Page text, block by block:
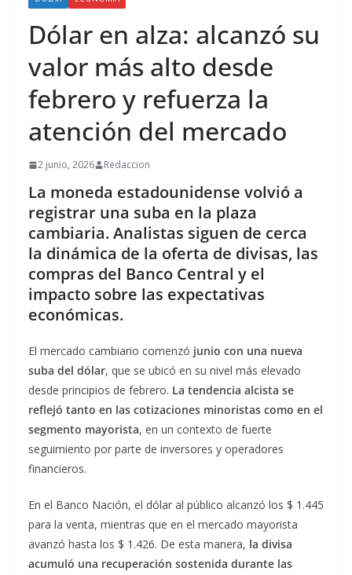
Dólar en alza: alcanzó su
valor más alto desde
febrero y refuerza la
atención del mercado
2 junio, 2026 Redaccion
La moneda estadounidense volvió a
registrar una suba en la plaza
cambiaria. Analistas siguen de cerca
la dinámica de la oferta de divisas, las
compras del Banco Central y el
impacto sobre las expectativas
económicas.
El mercado cambiario comenzó junio con una nueva
suba del dólar, que se ubicó en su nivel más elevado
desde principios de febrero. La tendencia alcista se
reflejó tanto en las cotizaciones minoristas como en el
segmento mayorista, en un contexto de fuerte
seguimiento por parte de inversores y operadores
financieros.
En el Banco Nación, el dólar al público alcanzó los $ 1.445
para la venta, mientras que en el mercado mayorista
avanzó hasta los $ 1.426. De esta manera, la divisa
acumuló una recuperación sostenida durante las